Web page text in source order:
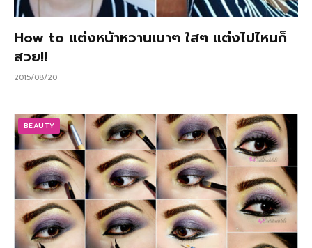
How to แต่งหน้าหวานเบาๆ ใสๆ แต่งไปไหนก็
สวย!!
2015/08/20
BEAUTY